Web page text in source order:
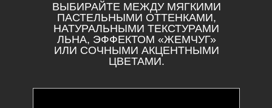
ВЫБИРАЙТЕ МЕЖДУ МЯГКИМИ
ПАСТЕЛЬНЫМИ ОТТЕНКАМИ,
НАТУРАЛЬНЫМИ ТЕКСТУРАМИ
ЛЬНА, ЭФФЕКТОМ «ЖЕМЧУГ»
ИЛИ СОЧНЫМИ АКЦЕНТНЫМИ
ЦВЕТАМИ.